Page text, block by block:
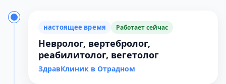
настоящее время Работает сейчас
Невролог, вертебролог,
реабилитолог, вегетолог
ЗдравКлиник в Отрадном